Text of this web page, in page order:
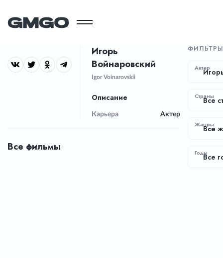
Игорь
Войнаровский
Igor Voinarovskii
Описание
Карьера Актер
Все фильмы
ФИЛЬТРЫ
Актер
Страны
Все
Жанры
Все
ГодыВсе